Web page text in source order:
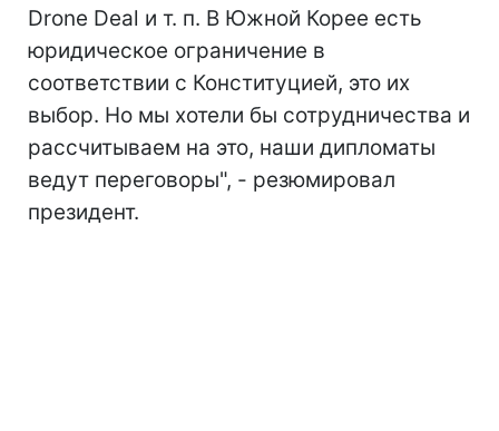
Drone Deal и т. п. В Южной Корее есть
юридическое ограничение в
соответствии с Конституцией, это их
выбор. Но мы хотели бы сотрудничества и
рассчитываем на это, наши дипломаты
ведут переговоры", - резюмировал
президент.